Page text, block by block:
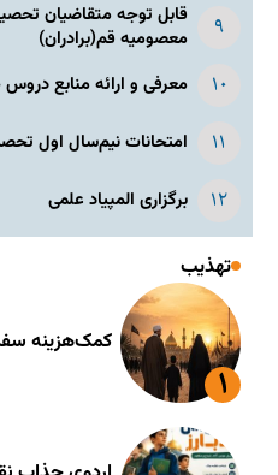
قابل توجه متقاضیان
معصومیه قم(برادران)
معرفی و ارائه منابع
امتحانات نیم‌سال اول تحصیلی
برگزاری المپیاد علمی
تهذیب
کمک‌هزینه سفر